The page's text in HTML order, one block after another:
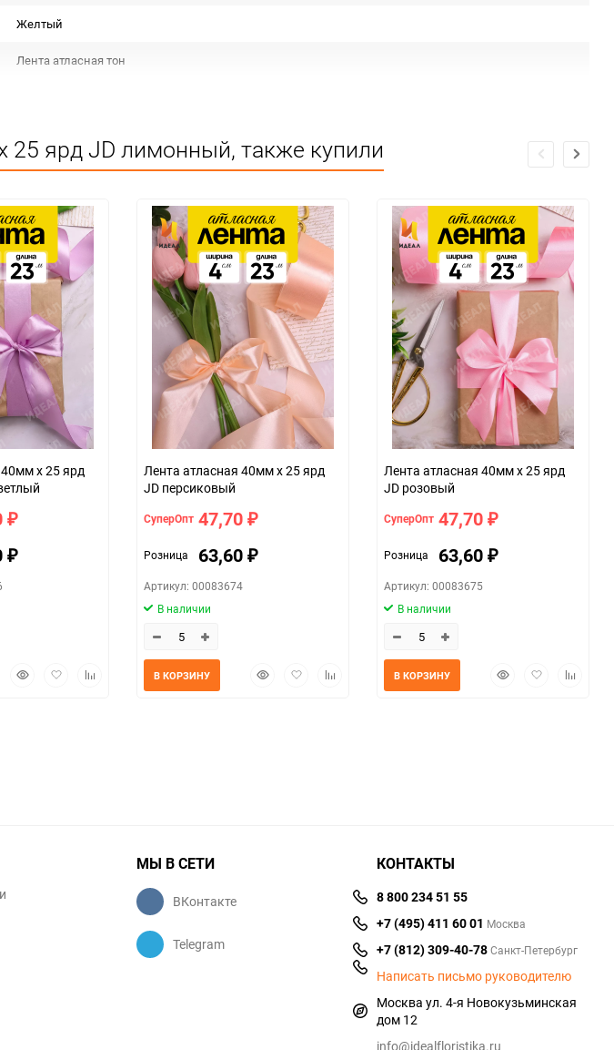
Желтый
Лента атласная тон
Для декора
Не подлежит сертификации
Сухое, проветриваемое помещение
5
200
шт
40мм*25ярд (атласная)
4de532c1-d754-11f0-8cc6-b03af2b6059f
25 ярд JD лимонный, также купили
х 25 ярд
₽
₽
БыстрыйДобавитьДобавить
Лента атласная 40мм х 25 ярд
JD персиковый
СуперОпт 47,70 ₽
Розница 63,60 ₽
Артикул: 00083674
В наличии
БыстрыйДобавитьДобавить
В КОРЗИНУ
Лента атласная 40мм х 25 ярд
JD розовый
СуперОпт 47,70 ₽
Розница 63,60 ₽
Артикул: 00083675
В наличии
БыстрыйДобавить
В КОРЗИНУ
МЫ В СЕТИ
ВКонтакте
Telegram
КОНТАКТЫ
8 800 234 51 55
+7 (495) 411 60 01 Москва
+7 (812) 309-40-78Санкт-Петербург
Написать письмо руководителю
Москва ул. 4-я Новокузьминская
дом 12
info@idealfloristika.ru